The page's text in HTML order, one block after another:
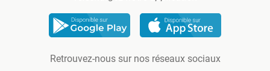
Retrouvez-nous sur nos réseaux sociaux